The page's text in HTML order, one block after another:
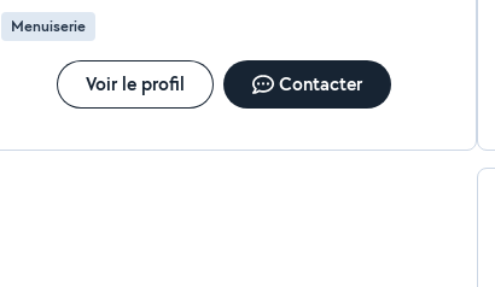
Menuiserie
Voir le profil Contacter